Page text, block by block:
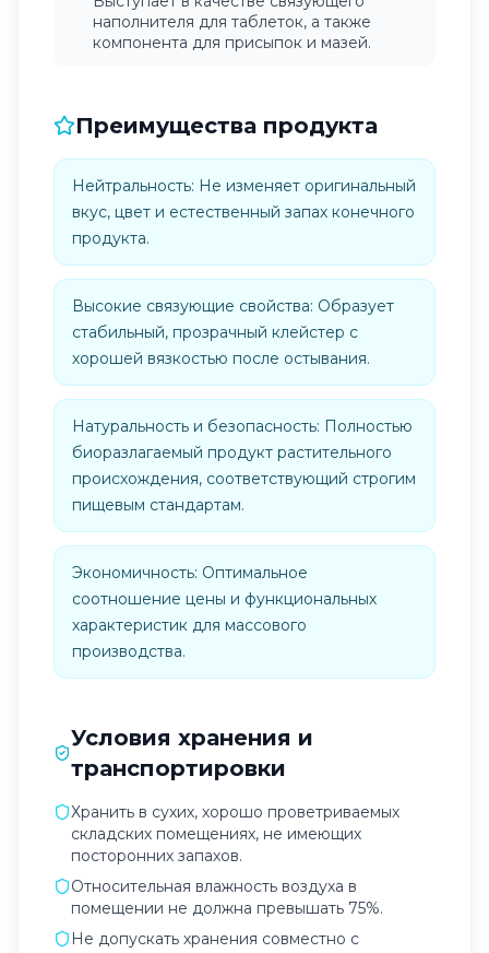
наполнителя для таблеток, а также
компонента для присыпок и мазей.
Преимущества продукта
Нейтральность: Не изменяет оригинальный
вкус, цвет и естественный запах конечного
продукта.
Высокие связующие свойства: Образует
стабильный, прозрачный клейстер с
хорошей вязкостью после остывания.
Натуральность и безопасность: Полностью
биоразлагаемый продукт растительного
происхождения, соответствующий строгим
пищевым стандартам.
Экономичность: Оптимальное
соотношение цены и функциональных
характеристик для массового
производства.
Условия хранения и
транспортировки
Хранить в сухих, хорошо проветриваемых
складских помещениях, не имеющих
посторонних запахов.
Относительная влажность воздуха в
помещении не должна превышать 75%.
Не допускать хранения совместно с